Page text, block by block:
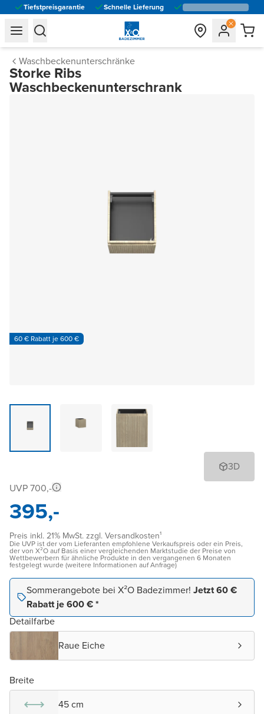
Tiefstpreisgarantie Schnelle Lieferung
general.navigation.toggle_menu.label
general.navigation.toggle_menu.label
Waschbeckenunterschränke
Storke Ribs
Waschbeckenunterschrank
60 € Rabatt je 600 €
3D
UVP 700,-
395,-
Preis inkl. 21% MwSt. zzgl. Versandkosten¹
Die UVP ist der vom Lieferanten empfohlene Verkaufspreis oder ein Preis,
der von X²O auf Basis einer vergleichenden Marktstudie der Preise von
Wettbewerbern für ähnliche Produkte in den vergangenen 6 Monaten
festgelegt wurde (weitere Informationen auf Anfrage)
Sommerangebote bei X²O Badezimmer! Jetzt 60 €
Rabatt je 600 € *
Detailfarbe
Raue Eiche
Breite
45 cm